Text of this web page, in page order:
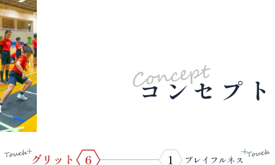
コンセプト